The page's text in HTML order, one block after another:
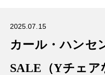
2025.07.15
カール・ハン
SALE（Yチェア